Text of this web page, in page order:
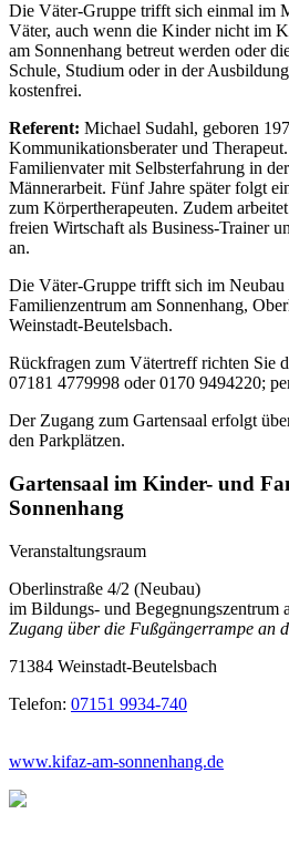
Die Väter-Gruppe trifft sich einmal im
Väter, auch wenn die Kinder nicht im
am Sonnenhang betreut werden oder
Schule, Studium oder in der
kostenfrei.
Referent: Michael Sudahl, geboren
Kommunikationsberater und
Familienvater mit Selbsterfahrung in
Männerarbeit. Fünf Jahre später folgt
zum Körpertherapeuten. Zudem
freien Wirtschaft als Business-Trainer
an.
Die Väter-Gruppe trifft sich im
Familienzentrum am Sonnenhang,
Weinstadt-Beutelsbach.
Rückfragen zum Vätertreff richten Sie
07181 4779998 oder 0170 9494220;
Der Zugang zum Gartensaal erfolgt
den Parkplätzen.
Gartensaal im Kinder- und
Sonnenhang
Veranstaltungsraum
Oberlinstraße 4/2 (Neubau)
im Bildungs- und Begegnungszentrum
Zugang über die Fußgängerrampe an
71384 Weinstadt-Beutelsbach
Telefon: 07151 9934-740
www.kifaz-am-sonnenhang.de